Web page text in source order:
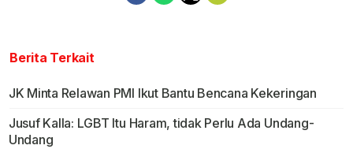
Berita Terkait
JK Minta Relawan PMI Ikut Bantu Bencana Kekeringan
Jusuf Kalla: LGBT Itu Haram, tidak Perlu Ada Undang-
Undang